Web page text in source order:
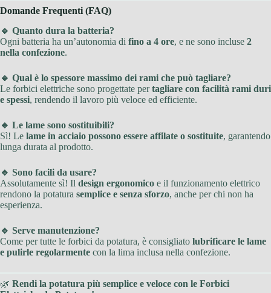
Domande Frequenti (FAQ)
🔹 Quanto dura la batteria?
Ogni batteria ha un’autonomia di fino a 4 ore, e ne sono incluse 2
nella confezione.
🔹 Qual è lo spessore massimo dei rami che può tagliare?
Le forbici elettriche sono progettate pertagliare con facilità rami duri
e spessi, rendendo il lavoro più veloce ed efficiente.
🔹 Le lame sono sostituibili?
Sì! Le lame in acciaio possono essere affilate o sostituite, garantendo
lunga durata al prodotto.
🔹 Sono facili da usare?
Assolutamente sì! Il design ergonomico e il funzionamento elettrico
rendono la potatura semplice e senza sforzo, anche per chi non ha
esperienza.
🔹 Serve manutenzione?
Come per tutte le forbici da potatura, è consigliato lubrificare le lame
e pulirle regolarmente con la lima inclusa nella confezione.
🌿 Rendi la potatura più semplice e veloce con le Forbici